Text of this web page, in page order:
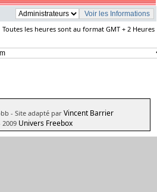
Toutes les heures sont au format GMT + 2 Heures
- Site adapté par Vincent Barrier
2009 Univers Freebox